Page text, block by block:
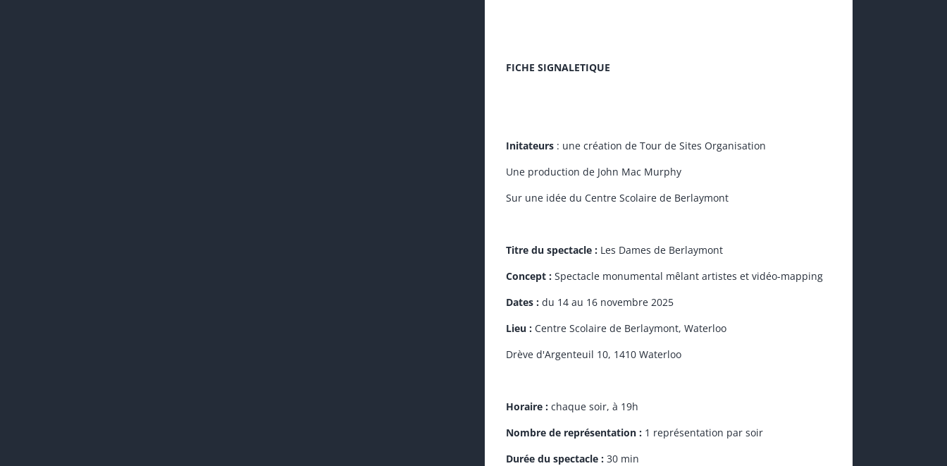
FICHE SIGNALETIQUE
Initateurs : une création de Tour de Sites Organisation
Une production de John Mac Murphy
Sur une idée du Centre Scolaire de Berlaymont
Titre du spectacle : Les Dames de Berlaymont
Concept : Spectacle monumental mêlant artistes et vidéo-mapping
Dates : du 14 au 16 novembre 2025
Lieu : Centre Scolaire de Berlaymont, Waterloo
Drève d'Argenteuil 10, 1410 Waterloo
Horaire : chaque soir, à 19h
Nombre de représentation : 1 représentation par soir
Durée du spectacle : 30 min